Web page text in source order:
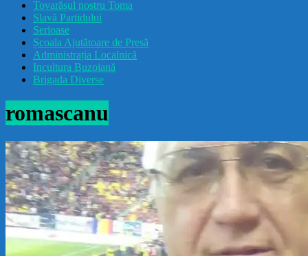
drăcușorulbuzoian
Tovarășul nostru Toma
Slavă Partidului
Serioase
Școala Ajutătoare de Presă
Administrația Localnică
Incultura Buzoiană
Brigada Diverse
romascanu